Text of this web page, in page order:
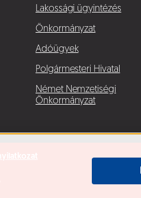
Lakossági ügyintézés
Önkormányzat
Adóügyek
Polgármesteri Hivatal
Német Nemzetiségi
Önkormányzat